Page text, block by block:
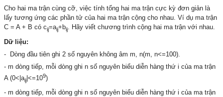
Cho hai ma trận cùng cỡ, việc tính tổng hai ma trận cực kỳ đơn giản là
lấy tương ứng các phần tử của hai ma trận cộng cho nhau. Ví dụ ma trận
C = A + B có cij=aij+bij. Hãy viết chương trình cộng hai ma trận với nhau.
Dữ liệu:
- Dòng đầu tiên ghi 2 số nguyên không âm m, n(m, n<=100).
- m dòng tiếp, mỗi dòng ghi n số nguyên biểu diễn hàng thứ i của ma trận
A (0<|aij |<=109)
- m dòng tiếp, mỗi dòng ghi n số nguyên biểu diễn hàng thứ i của ma trận